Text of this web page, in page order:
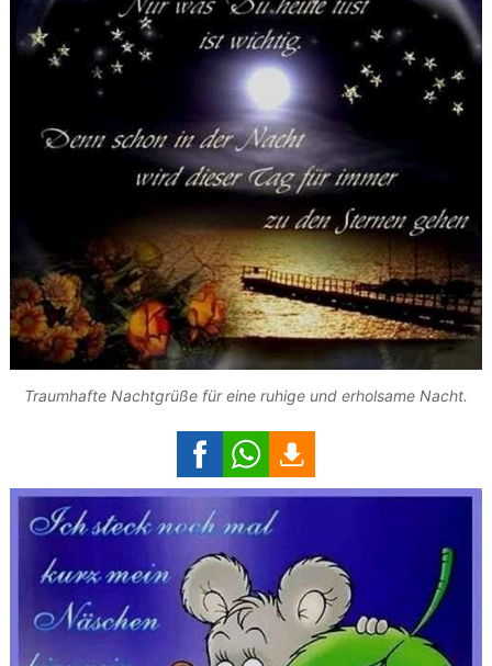
Traumhafte Nachtgrüße für eine ruhige und erholsame Nacht.